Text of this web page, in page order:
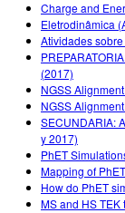
Charge and
Eletrodinâmica
Atividades
(2017)
NGSS
NGSS
SECUNDARIA:
y 2017)
PhET
Mapping of
How do PhET
MS and HS